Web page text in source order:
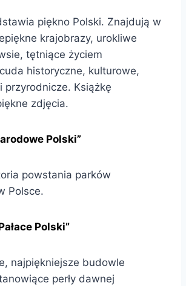
piękno Polski. Znajdują w
krajobrazy, urokliwe
tętniące życiem
historyczne, kulturowe,
przyrodnicze. Książkę
zdjęcia.
Polski”
powstania parków
Polsce.
Polski”
najpiękniejsze budowle
perły dawnej